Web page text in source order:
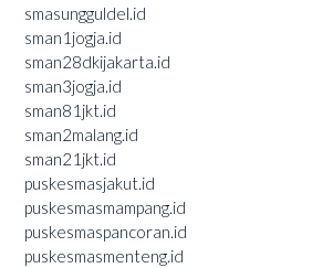
smasungguldel.id
sman1jogja.id
sman28dkijakarta.id
sman3jogja.id
sman81jkt.id
sman2malang.id
sman21jkt.id
puskesmasjakut.id
puskesmasmampang.id
puskesmaspancoran.id
puskesmasmenteng.id